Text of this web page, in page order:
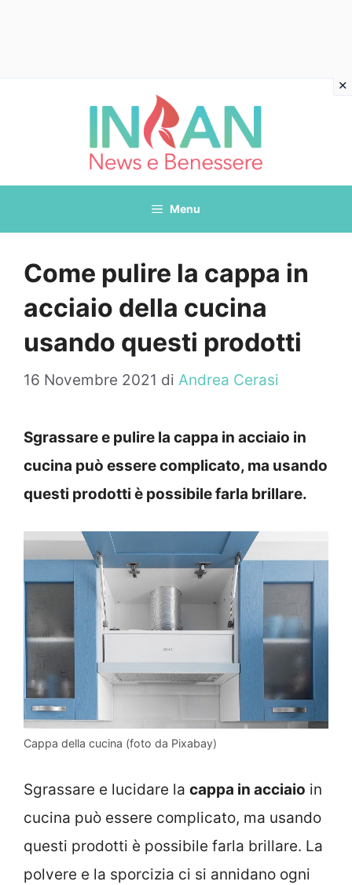
Menu
Come pulire la cappa in
acciaio della cucina
usando questi prodotti
16 Novembre 2021 di Andrea Cerasi
Sgrassare e pulire la cappa in acciaio in
cucina può essere complicato, ma usando
questi prodotti è possibile farla brillare.
Cappa della cucina (foto da Pixabay)
Sgrassare e lucidare la cappa in acciaio in
cucina può essere complicato, ma usando
questi prodotti è possibile farla brillare. La
polvere e la sporcizia ci si annidano ogni